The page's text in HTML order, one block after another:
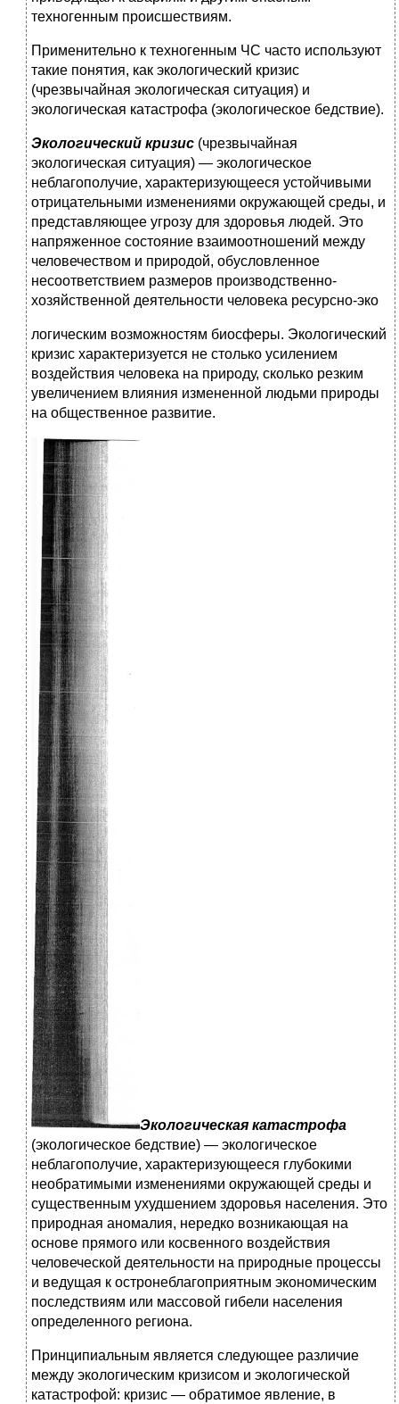
техногенным про­исшествиям.
Применительно к техногенным ЧС часто используют
такие понятия, как экологический кризис
(чрезвычайная экологи­ческая ситуация) и
экологическая катастрофа (экологическое бедствие).
Экологический кризис (чрезвычайная
экологическая ситуа­ция) — экологическое
неблагополучие, характеризующееся устойчивыми
отрицательными изменениями окружающей сре­ды, и
представляющее угрозу для здоровья людей. Это
напря­женное состояние взаимоотношений между
человечеством и природой, обусловленное
несоответствием размеров производ­ственно-
хозяйственной деятельности человека ресурсно-эко­
логическим возможностям биосферы. Экологический
кризис характеризуется не столько усилением
воздействия человека на природу, сколько резким
увеличением влияния изменен­ной людьми природы
на общественное развитие.
Экологическая катастрофа
(экологическое бедствие) — эко­логическое
неблагополучие, характеризующееся глубокими
необратимыми изменениями окружающей среды и
существен­ным ухудшением здоровья населения. Это
природная анома­лия, нередко возникающая на
основе прямого или косвен­ного воздействия
человеческой деятельности на природные процессы
и ведущая к остронеблагоприятным экономичес­ким
последствиям или массовой гибели населения
опреде­ленного региона.
Принципиальным является следующее различие
между эко­логическим кризисом и экологической
катастрофой: кризис — обратимое явление, в